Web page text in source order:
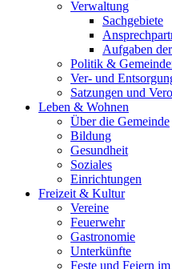
Verwaltung
Sachgebiete
Aufgaben
Politik &
Ver- und
Satzungen und
Leben & Wohnen
Über die Gemeinde
Bildung
Gesundheit
Soziales
Einrichtungen
Freizeit & Kultur
Vereine
Feuerwehr
Gastronomie
Unterkünfte
Feste und Feiern